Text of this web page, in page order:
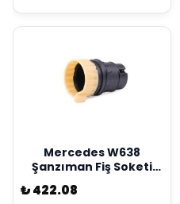
Mercedes W638
Şanzıman Fiş Soketi
Kostal Marka
A2035400253
₺ 422.08